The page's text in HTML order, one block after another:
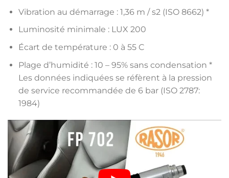
Vibration au démarrage : 1,36 m / s2 (ISO 8662) *
Luminosité minimale : LUX 200
Écart de température : 0 à 55 C
Plage d’humidité : 10 – 95% sans condensation *
Les données indiquées se réfèrent à la pression
de service recommandée de 6 bar (ISO 2787:
1984)